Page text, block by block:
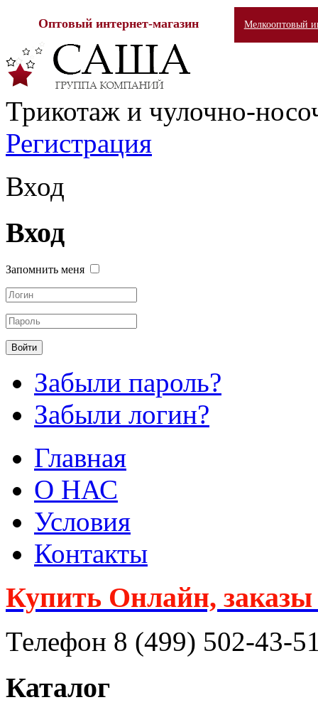
Оптовый интернет-магазин Мелкооптовый
Трикотаж и чулочно-
Регистрация
Вход
Вход
Запомнить меня
Забыли пароль?
Забыли логин?
Главная
О НАС
Условия
Контакты
Купить Онлайн, заказы
Телефон 8 (499) 502-43-
Каталог